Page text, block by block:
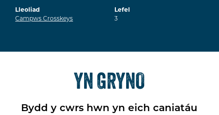
Lleoliad
Campws Crosskeys
Lefel
3
YN GRYNO
Bydd y cwrs hwn yn eich caniatáu